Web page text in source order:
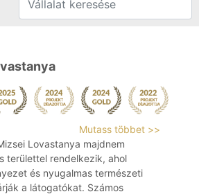
Mutass többet >>
Lovastanya majdnem
területtel rendelkezik, ahol
és nyugalmas természeti
a látogatókat. Számos